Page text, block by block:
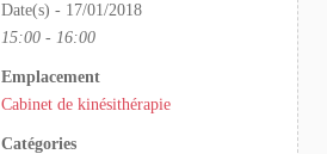
Date(s) - 17/01/2018
15:00 - 16:00
Emplacement
Cabinet de kinésithérapie
Catégories